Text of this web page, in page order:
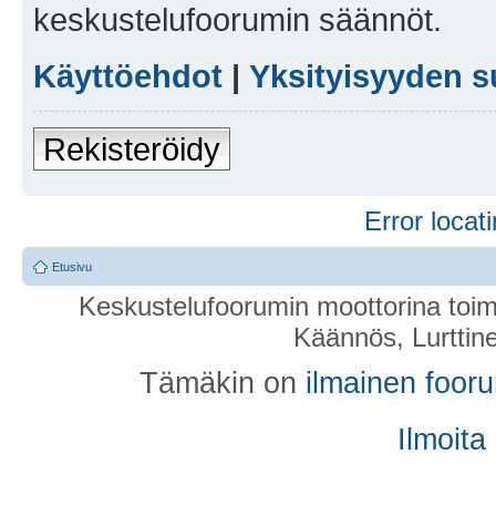
keskustelufoorumin säännöt.
Käyttöehdot | Yksityisyyden
Rekisteröidy
Error
Etusivu
Keskustelufoorumin moottorina
Käännös,
Tämäkin on ilmainen